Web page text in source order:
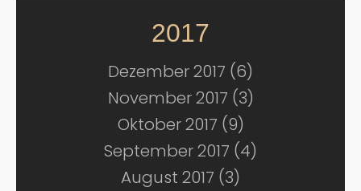
2017
Dezember 2017 (6)
November 2017 (3)
Oktober 2017 (9)
September 2017 (4)
August 2017 (3)